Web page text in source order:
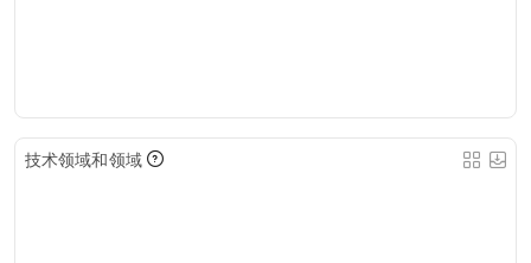
技术领域和领域